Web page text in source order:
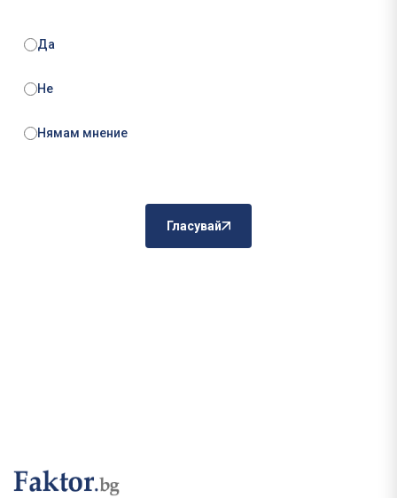
Да
Не
Нямам мнение
Гласувай